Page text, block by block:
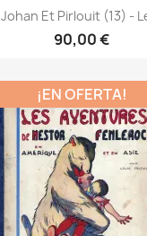
Johan Et Pirlouit (13) -
90,00 €
¡EN OFERTA!